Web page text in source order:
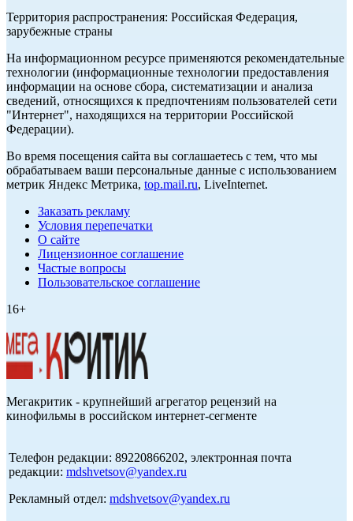
Территория распространения: Российская Федерация,
зарубежные страны
На информационном ресурсе применяются рекомендательные
технологии (информационные технологии предоставления
информации на основе сбора, систематизации и анализа
сведений, относящихся к предпочтениям пользователей сети
"Интернет", находящихся на территории Российской
Федерации).
Во время посещения сайта вы соглашаетесь с тем, что мы
обрабатываем ваши персональные данные с использованием
метрик Яндекс Метрика, top.mail.ru, LiveInternet.
Заказать рекламу
Условия перепечатки
О сайте
Лицензионное соглашение
Частые вопросы
Пользовательское соглашение
16+
Мегакритик - крупнейший агрегатор рецензий на
кинофильмы в российском интернет-сегменте
Телефон редакции: 89220866202, электронная почта
редакции: mdshvetsov@yandex.ru
Рекламный отдел: mdshvetsov@yandex.ru